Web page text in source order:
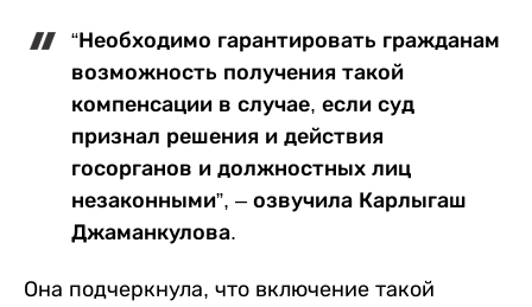
“Необходимо гарантировать гражданам
возможность получения такой
компенсации в случае, если суд
признал решения и действия
госорганов и должностных лиц
незаконными”, – озвучила Карлыгаш
Джаманкулова.
Она подчеркнула, что включение такой